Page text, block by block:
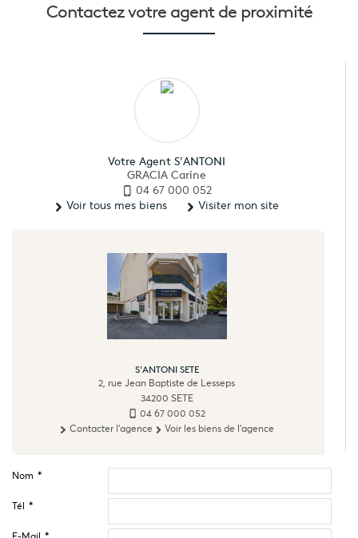
Contactez votre agent de proximité
Votre Agent S'ANTONI
GRACIA Carine
04 67 000 052
Voir tous mes biens
Visiter mon site
S'ANTONI SETE
2, rue Jean Baptiste de Lesseps
34200 SETE
04 67 000 052
Contacter l'agence
Voir les biens de l'agence
Nom *
Tél *